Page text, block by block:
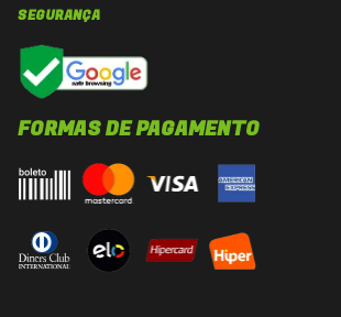
SEGURANÇA
FORMAS DE PAGAMENTO